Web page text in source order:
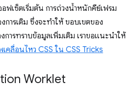
ฟเซ็ตเริ่มต้น การถ่วงน้ำหนักคีย์เฟรม
ารเติม ซึ่งจะทำให้ ขอบเขตของ
ารทราบข้อมูลเพิ่มเติม เราขอแนะนำให้
คลื่อนไหว CSS ใน CSS Tricks
Worklet